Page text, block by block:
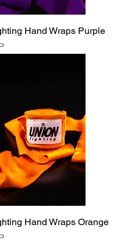
Hand Wraps Purple
Hand Wraps Orange